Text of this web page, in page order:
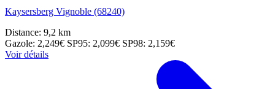
Kaysersberg Vignoble (68240)
Distance: 9,2 km
Gazole: 2,249€ SP95: 2,099€ SP98: 2,159€
Voir détails